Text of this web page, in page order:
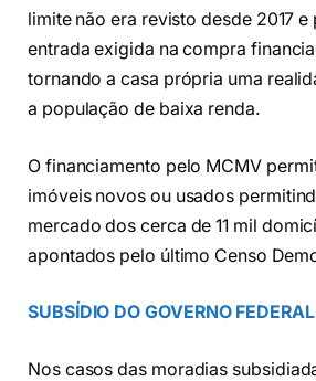
limite não era revisto desde 2017
entrada exigida na compra
tornando a casa própria uma
a população de baixa renda.
O financiamento pelo MCMV
imóveis novos ou usados
mercado dos cerca de 11 mil
apontados pelo último Censo
SUBSÍDIO DO GOVERNO FEDERAL
Nos casos das moradias